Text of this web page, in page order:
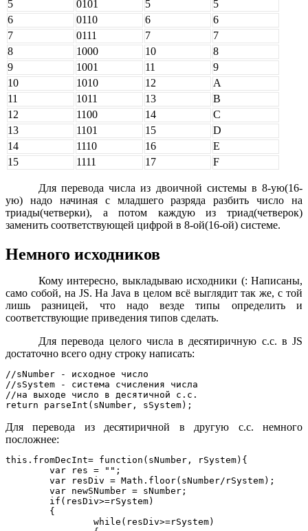
5 0101 5
5
6
0110 6
6
7
0111 7
7
8
1000 10
8
9
1001 11
9
10
1010 12
A
11
1011 13
B
12
1100 14
C
13
1101 15
D
14
1110 16
E
15
1111 17 F
Для перевода числа из двоичной системы в 8-ую(16-
ую) надо начиная с младшего разряда разбить число на
триады(четверки), а потом каждую из триад(четверок)
заменить соответствующей цифрой в 8-ой(16-ой) системе.
Немного исходников
Кому интересно, выкладываю исходники (: Написаны,
само собой, на JS. На Java в целом всё выглядит так же, с той
лишь разницей, что надо везде типы определить и
соответствующие приведения типов сделать.
Для перевода целого числа в десятиричную с.с. в JS
достаточно всего одну строку написать:
//sNumber - исходное число
//sSystem - система счисления числа
//на выходе число в десятичной с.с.
Для перевода из десятиричной в другую с.с. немного
посложнее:
this.fromDecInt= function(sNumber, rSystem){